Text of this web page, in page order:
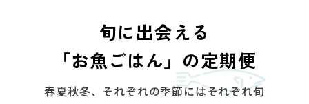
旬に出会える
「お魚ごはん」の定期便
春夏秋冬、それぞれの季節にはそれぞれ旬